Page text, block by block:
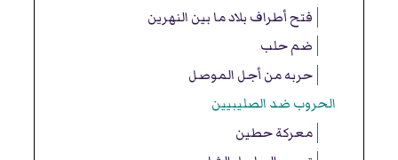
فتح أطراف بلاد ما بين النهرين
ضم حلب
حربه من أجل الموصل
الحروب ضد الصليبيين
معركة حطين